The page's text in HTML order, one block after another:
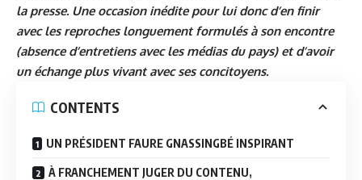
la presse. Une occasion inédite pour lui donc d’en finir
avec les reproches longuement formulés à son encontre
(absence d’entretiens avec les médias du pays) et d’avoir
un échange plus vivant avec ses concitoyens.
CONTENTS
UN PRÉSIDENT FAURE GNASSINGBÉ INSPIRANT
À FRANCHEMENT JUGER DU CONTENU,